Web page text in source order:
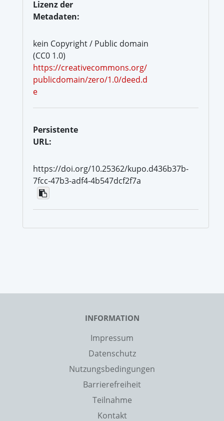
Lizenz der
Metadaten:
kein Copyright / Public domain
(CC0 1.0)
https://creativecommons.org/
publicdomain/zero/1.0/deed.d
e
Persistente
URL:
https://doi.org/10.25362/kupo.d436b37b-
7fcc-47b3-adf4-4b547dcf2f7a
INFORMATION
Impressum
Datenschutz
Nutzungsbedingungen
Barrierefreiheit
Teilnahme
Kontakt